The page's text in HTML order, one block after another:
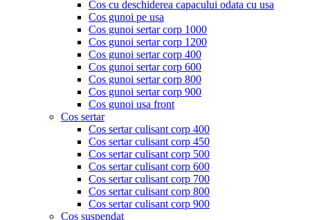
Cos cu deschiderea capacului odata cu usa
Cos gunoi pe usa
Cos gunoi sertar corp 1000
Cos gunoi sertar corp 1200
Cos gunoi sertar corp 400
Cos gunoi sertar corp 600
Cos gunoi sertar corp 800
Cos gunoi sertar corp 900
Cos gunoi usa front
Cos sertar
Cos sertar culisant corp 400
Cos sertar culisant corp 450
Cos sertar culisant corp 500
Cos sertar culisant corp 600
Cos sertar culisant corp 700
Cos sertar culisant corp 800
Cos sertar culisant corp 900
Cos suspendat